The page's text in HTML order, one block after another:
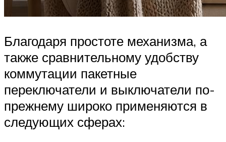
Благодаря простоте механизма, а
также сравнительному удобству
коммутации пакетные
переключатели и выключатели по-
прежнему широко применяются в
следующих сферах: